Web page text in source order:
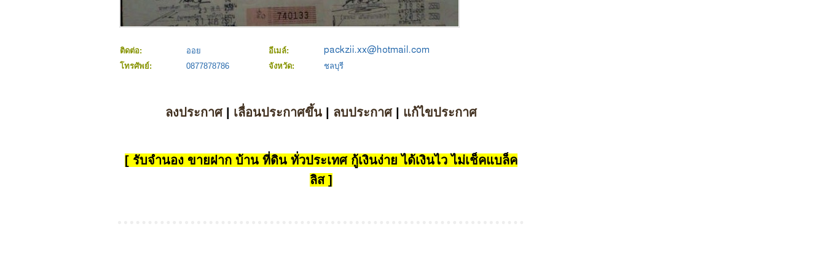
ติดต่อ: ออย
อีเมล์:
โทรศัพย์:
0877878786 จังหวัด: ชลบุรี
ลงประกาศ| เลื่อนประกาศขึ้น| ลบประกาศ| แก้ไขประกาศ
[ รับจำนอง ขายฝาก บ้าน ที่ดิน ทั่วประเทศ กู้เงินง่าย ได้เงินไว ไม่เช็คแบล็ค
ลิส ]